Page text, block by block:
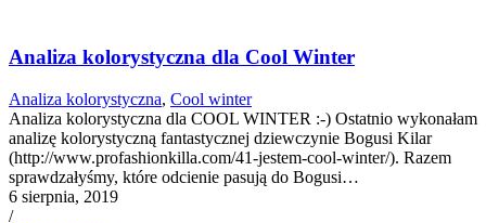
Analiza kolorystyczna dla Cool Winter
Analiza kolorystyczna, Cool winter
Analiza kolorystyczna dla COOL WINTER :-) Ostatnio wykonałam
analizę kolorystyczną fantastycznej dziewczynie Bogusi Kilar
(http://www.profashionkilla.com/41-jestem-cool-winter/). Razem
sprawdzałyśmy, które odcienie pasują do Bogusi…
6 sierpnia, 2019
/